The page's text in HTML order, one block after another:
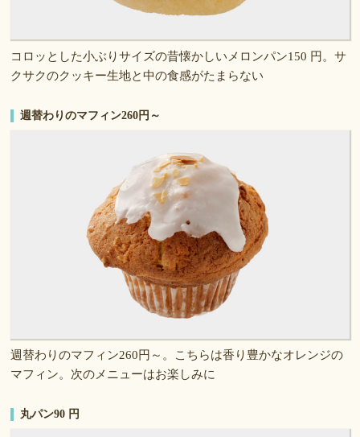
コロッとした小ぶりサイズの昔懐かしいメロンパン150 円。サ
クサクのクッキー生地と中の食感がたまらない
週替わりのマフィン260円～
週替わりのマフィン260円～。こちらは香り豊かなオレンジの
マフィン。次のメニューはお楽しみに
丸パン90 円